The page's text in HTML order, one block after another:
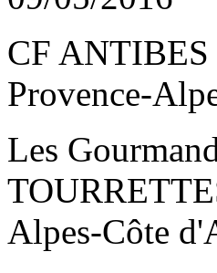
CF ANTIBES
Provence-
Les
Alpes-Côte